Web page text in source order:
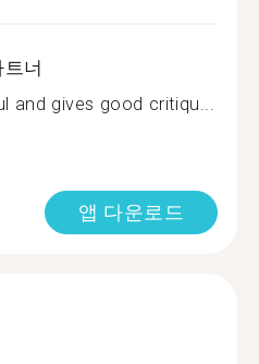
너
and gives good critiqu...
앱 다운로드